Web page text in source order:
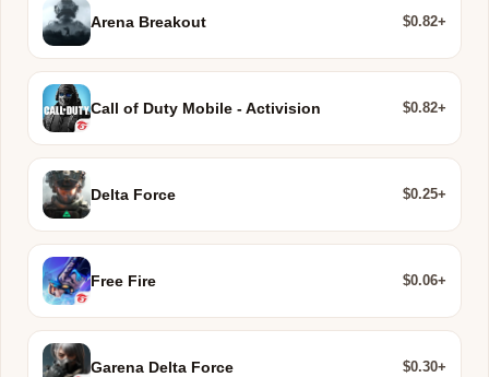
Arena Breakout $0.82+
Call of Duty Mobile - Activision $0.82+
Delta Force $0.25+
Free Fire $0.06+
Garena Delta Force $0.30+